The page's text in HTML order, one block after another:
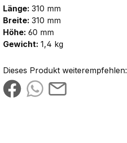
Länge: 310 mm
Breite: 310 mm
Höhe: 60 mm
Gewicht: 1,4 kg
Dieses Produkt weiterempfehlen: